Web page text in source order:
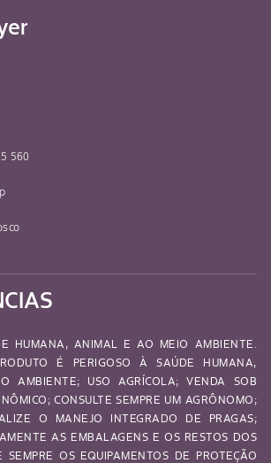
560
HUMANA, ANIMAL E AO MEIO AMBIENTE.
É PERIGOSO À SAÚDE HUMANA,
AMBIENTE; USO AGRÍCOLA; VENDA SOB
CONSULTE SEMPRE UM AGRÔNOMO;
O MANEJO INTEGRADO DE PRAGAS;
AS EMBALAGENS E OS RESTOS DOS
SEMPRE OS EQUIPAMENTOS DE PROTEÇÃO